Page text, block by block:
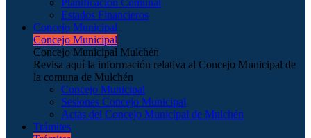
Planificación Comunal
Estados Financieros
Concejo Municipal
Concejo Municipal
Concejo Municipal Mulchén
Revisa aquí la información relativa al Concejo Municipal de
la comuna de Mulchén
Concejo Municipal
Sesiones Concejo Municipal
Actas del Concejo Municipal de Mulchén
Trámites